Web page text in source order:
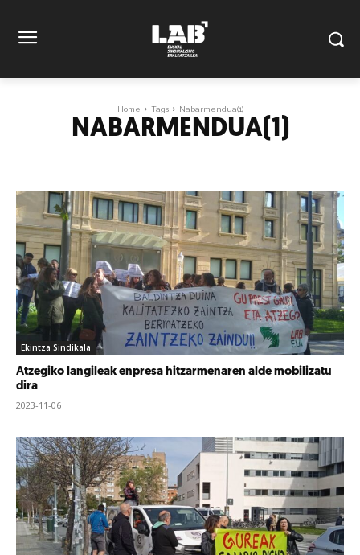
Home Tags Nabarmendua(1)
NABARMENDUA(1)
Ekintza Sindikala
Atzegiko langileak enpresa hitzarmenaren alde mobilizatu
dira
2023-11-06